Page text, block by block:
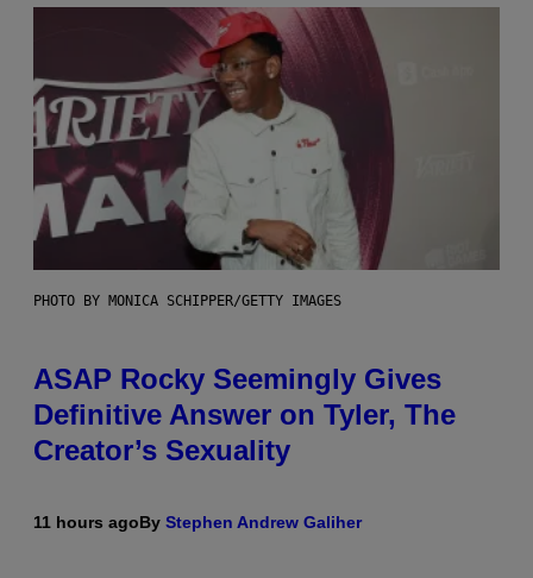
PHOTO BY MONICA SCHIPPER/GETTY IMAGES
ASAP Rocky Seemingly Gives
Definitive Answer on Tyler, The
Creator’s Sexuality
11 hours agoBy Stephen Andrew Galiher